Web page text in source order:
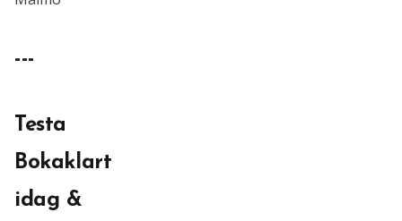
---
Testa
Bokaklart
idag &